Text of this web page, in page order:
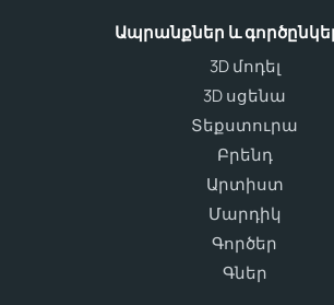
Ապրանքներ և
3D մոդել
3D սցենա
Տեքստուրա
Բրենդ
Արտիստ
Մարդիկ
Գործեր
Գներ